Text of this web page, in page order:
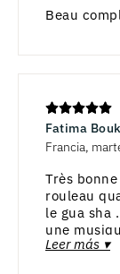
Beau
Fatima
Francia,
Très
rouleau
le gua sha
une musique
détendue
Leer más ▾